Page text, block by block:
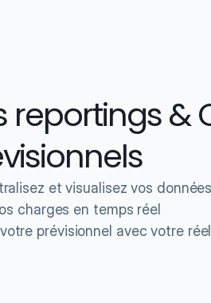
&
charges en temps réel
et visualisez vos
prévisionnel avec votre